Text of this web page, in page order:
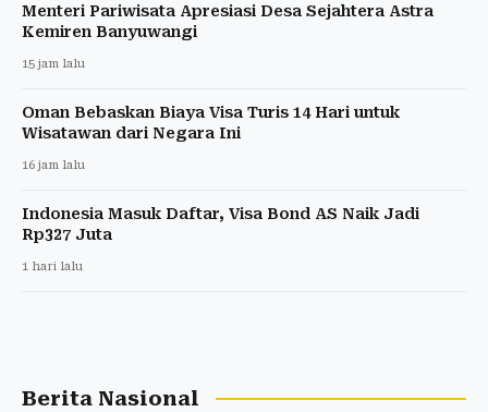
Menteri Pariwisata Apresiasi Desa Sejahtera Astra
Kemiren Banyuwangi
15 jam lalu
Oman Bebaskan Biaya Visa Turis 14 Hari untuk
Wisatawan dari Negara Ini
16 jam lalu
Indonesia Masuk Daftar, Visa Bond AS Naik Jadi
Rp327 Juta
1 hari lalu
Berita Nasional